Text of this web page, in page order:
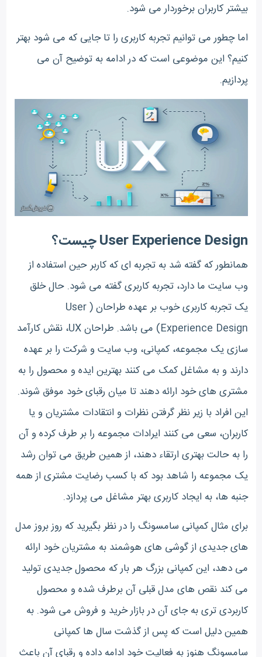
بیشتر کاربران برخوردار می شود.
اما چطور می توانیم تجربه کاربری را تا جایی که می شود بهتر
کنیم؟ این موضوعی است که در ادامه به توضیح آن می
پردازیم.
User Experience Design چیست؟
همانطور که گفته شد به تجربه ای که کاربر حین استفاده از
وب سایت ما دارد، تجربه کاربری گفته می شود. حال خلق
یک تجربه کاربری خوب بر عهده طراحان ( User
Experience Design) می باشد. طراحان UX، نقش کارآمد
سازی یک مجموعه، کمپانی، وب سایت و شرکت را بر عهده
دارند و به مشاغل کمک می کنند بهترین ایده و محصول را به
مشتری های خود ارائه دهند تا میان رقبای خود موفق شوند.
این افراد با زیر نظر گرفتن نظرات و انتقادات مشتریان و یا
کاربران، سعی می کنند ایرادات مجموعه را بر طرف کرده و آن
را به حالت بهتری ارتقاء دهند، از همین طریق می توان رشد
یک مجموعه را شاهد بود که با کسب رضایت مشتری از همه
جنبه ها، به ایجاد کاربری بهتر مشاغل می پردازد.
برای مثال کمپانی سامسونگ را در نظر بگیرید که روز بروز مدل
های جدیدی از گوشی های هوشمند به مشتریان خود ارائه
می دهد، این کمپانی بزرگ هر بار که محصول جدیدی تولید
می کند نقص های مدل قبلی آن برطرف شده و محصول
کاربردی تری به جای آن در بازار خرید و فروش می شود. به
همین دلیل است که پس از گذشت سال ها کمپانی
سامسونگ هنوز به فعالیت خود ادامه داده و رقبای آن باعث